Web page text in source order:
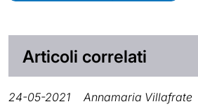
Articoli correlati
24-05-2021 Annamaria Villafrate